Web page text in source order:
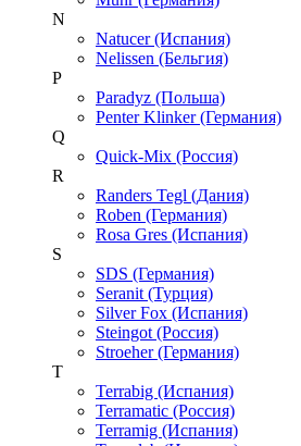
N
Natucer (Испания)
Nelissen (Бельгия)
P
Paradyz (Польша)
Penter Klinker (Германия)
Q
Quick-Mix (Россия)
R
Randers Tegl (Дания)
Roben (Германия)
Rosa Gres (Испания)
S
SDS (Германия)
Seranit (Турция)
Silver Fox (Испания)
Steingot (Россия)
Stroeher (Германия)
T
Terrabig (Испания)
Terramatic (Россия)
Terramig (Испания)